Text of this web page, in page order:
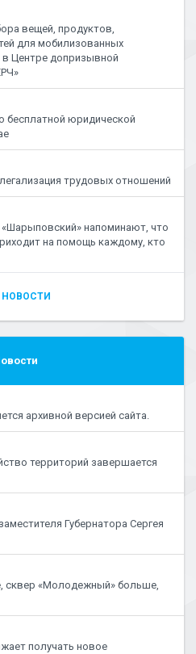
вещей, продуктов,
для мобилизованных
Центре допризывной
бесплатной юридической
трудовых отношений
напоминают, что
на помощь каждому, кто
НОВОСТИ
архивной версией сайта.
территорий завершается
Губернатора Сергея
сквер «Молодежный» больше,
получать новое